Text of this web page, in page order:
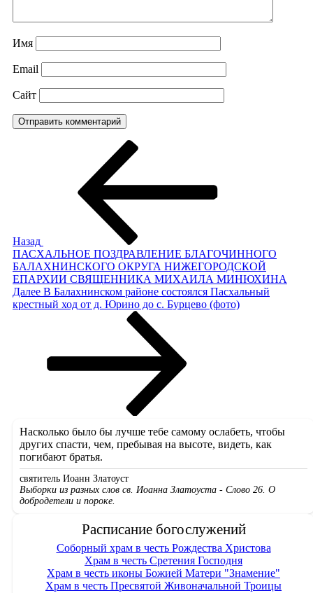
Имя
Email
Сайт
Назад
ПАСХАЛЬНОЕ ПОЗДРАВЛЕНИЕ БЛАГОЧИННОГО
БАЛАХНИНСКОГО ОКРУГА НИЖЕГОРОДСКОЙ
ЕПАРХИИ СВЯЩЕННИКА МИХАИЛА МИНЮХИНА
Следующая
запись
Далее В Балахнинском районе состоялся Пасхальный
крестный ход от д. Юрино до с. Бурцево (фото)
Насколько было бы лучше тебе самому ослабеть, чтобы
других спасти, чем, пребывая на высоте, видеть, как
погибают братья.
святитель Иоанн Златоуст
Выборки из разных слов св. Иоанна Златоуста - Слово 26. О
добродетели и пороке.
Расписание богослужений
Соборный храм в честь Рождества Христова
Храм в честь Сретения Господня
Храм в честь иконы Божией Матери "Знамение"
Храм в честь Пресвятой Живоначальной Троицы